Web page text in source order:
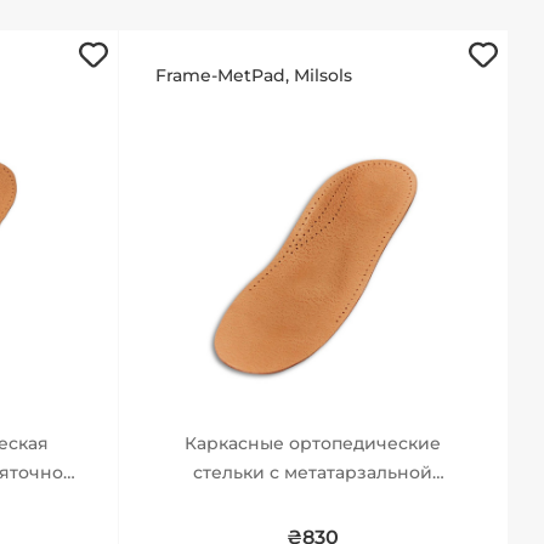
Frame-MetPad, Milsols
Каркасные ортопедические
стельки с метатарзальной
₴830